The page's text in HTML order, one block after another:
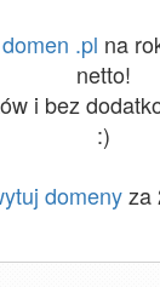
.pl na
netto!
i bez
:)
domenyza